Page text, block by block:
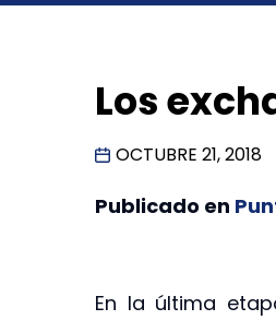
Los
OCTUBRE 21, 2018
Publicado en
En la última